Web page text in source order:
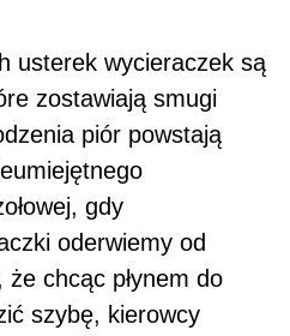
usterek wycieraczek są
zostawiają smugi
piór powstają
gdy
oderwiemy od
chcąc płynem do
szybę, kierowcy